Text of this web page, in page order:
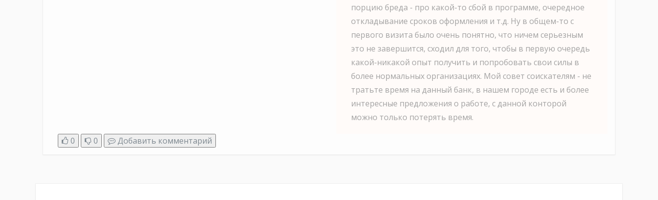
порцию бреда - про какой-то сбой в программе, очередное
откладывание сроков оформления и т.д. Ну в общем-то с
первого визита было очень понятно, что ничем серьезным
это не завершится, сходил для того, чтобы в первую очередь
какой-никакой опыт получить и попробовать свои силы в
более нормальных организациях. Мой совет соискателям - не
тратьте время на данный банк, в нашем городе есть и более
интересные предложения о работе, с данной конторой
можно только потерять время.
0 0 Добавить комментарий